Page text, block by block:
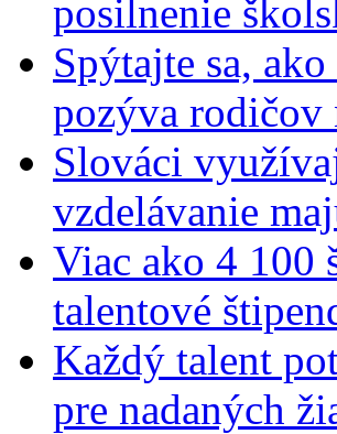
posilnenie
Spýtajte sa,
pozýva rodičov
Slováci
vzdelávanie
Viac ako 4 100
talentové
Každý talent
pre nadaných